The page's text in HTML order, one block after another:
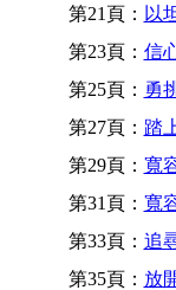
第21頁： 以
第23頁： 信
第25頁： 勇
第27頁： 踏
第29頁： 寬
第31頁： 寬
第33頁： 追
第35頁： 放